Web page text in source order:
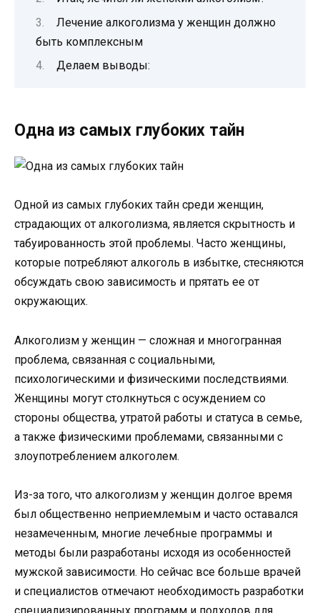
Лечение алкоголизма у женщин должно
быть комплексным
Делаем выводы:
Одна из самых глубоких тайн
Одной из самых глубоких тайн среди женщин,
страдающих от алкоголизма, является скрытность и
табуированность этой проблемы. Часто женщины,
которые потребляют алкоголь в избытке, стесняются
обсуждать свою зависимость и прятать ее от
окружающих.
Алкоголизм у женщин — сложная и многогранная
проблема, связанная с социальными,
психологическими и физическими последствиями.
Женщины могут столкнуться с осуждением со
стороны общества, утратой работы и статуса в семье,
а также физическими проблемами, связанными с
злоупотреблением алкоголем.
Из-за того, что алкоголизм у женщин долгое время
был общественно неприемлемым и часто оставался
незамеченным, многие лечебные программы и
методы были разработаны исходя из особенностей
мужской зависимости. Но сейчас все больше врачей
и специалистов отмечают необходимость разработки